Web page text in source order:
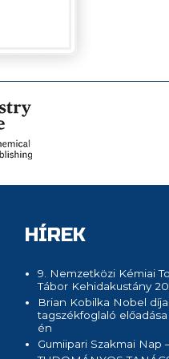
HÍREK
9. Nemzetközi Kémiai
Tábor Kehidakustány
Brian Kobilka Nobel
tagszékfoglaló
én
Gumiipari Szakmai Nap